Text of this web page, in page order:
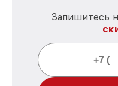
Запишитесь